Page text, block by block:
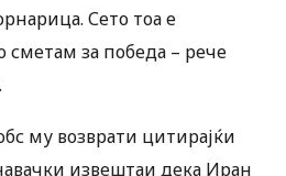
Сето тоа е
сметам за победа – рече
му возврати цитирајќи
извештаи дека Иран